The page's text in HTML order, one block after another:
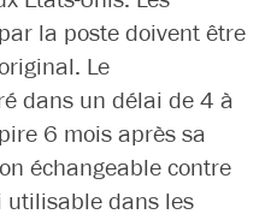
la poste doivent être
Le
dans un délai de 4 à
6 mois après sa
échangeable contre
utilisable dans les